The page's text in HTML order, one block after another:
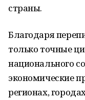
страны.
Благодаря
только точные
национального
экономические
регионах,